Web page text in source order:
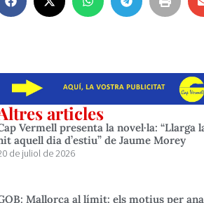
articles
Vermell presenta la novel·la: “Llarga
aquell dia d’estiu” de Jaume Morey
de juliol de 2026
Mallorca al límit: els motius per